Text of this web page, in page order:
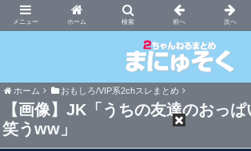
ホーム
まにゅそく 2chまとめニュース速
ホーム おもしろ/VIP系2chスレまとめ
【画像】JK「うちの友達のおっ
笑うww」